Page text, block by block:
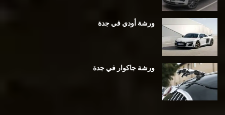
ورشة أودي في جدة
ورشة جاكوار في جدة